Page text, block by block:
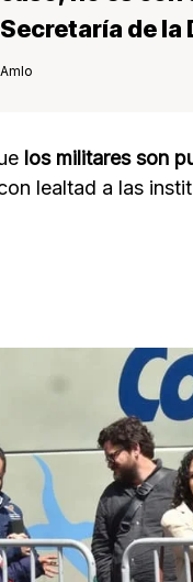
Secretaría de la
Amlo
los militares son
lealtad a las